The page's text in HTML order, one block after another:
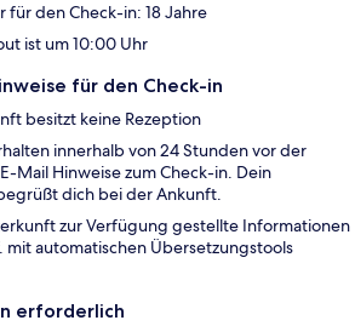
für den Check-in: 18 Jahre
ist um 10:00 Uhr
für den Check-in
besitzt keine Rezeption
innerhalb von 24 Stunden vor der
Mail Hinweise zum Check-in. Dein
dich bei der Ankunft.
zur Verfügung gestellte Informationen
automatischen Übersetzungstools
erforderlich